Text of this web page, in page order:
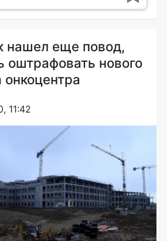
нашел еще повод,
оштрафовать нового
11:42